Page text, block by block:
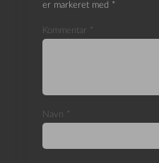
er markeret med *
Kommentar *
Navn *